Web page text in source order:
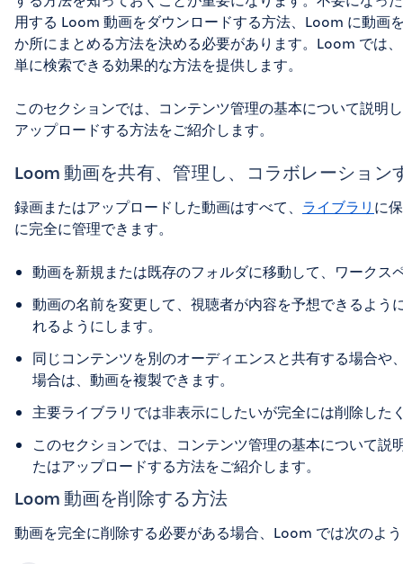
用する Loom 動画をダウンロードする方法、Loom に動画
か所にまとめる方法を決める必要があります。Loom では
単に検索できる効果的な方法を提供します。
このセクションでは、コンテンツ管理の基本について説明
アップロードする方法をご紹介します。
Loom 動画を共有、管理し、コラボレーション
録画またはアップロードした動画はすべて、 ライブラリ に
に完全に管理できます。
動画を新規または既存のフォルダに移動して、ワークス
動画の名前を変更して、視聴者が内容を予想できるよう
れるようにします。
同じコンテンツを別のオーディエンスと共有する場合
場合は、動画を複製できます。
主要ライブラリでは非表示にしたいが完全には削除した
このセクションでは、コンテンツ管理の基本について
たはアップロードする方法をご紹介します。
Loom 動画を削除する方法
動画を完全に削除する必要がある場合、Loom では次のよ